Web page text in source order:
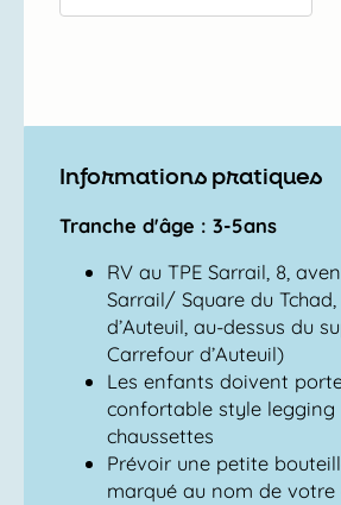
Informations pratiques
Tranche d'âge : 3-5ans
RV au TPE Sarrail, 8,
Sarrail/ Square du
d’Auteuil, au-dessus du
Carrefour d’Auteuil)
Les enfants doivent
confortable style legging
chaussettes
Prévoir une petite
marqué au nom de